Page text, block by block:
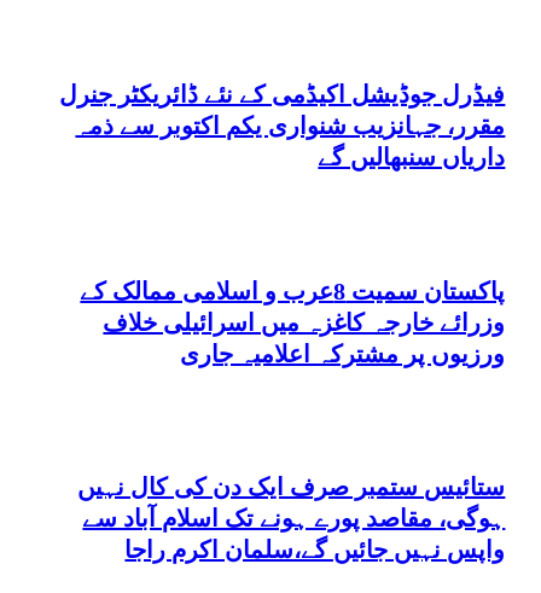
فیڈرل جوڈیشل اکیڈمی کے نئے ڈائریکٹر جنرل
مقرر، جہانزیب شنواری یکم اکتوبر سے ذمہ
داریاں سنبھالیں گے
پاکستان سمیت 8عرب و اسلامی ممالک کے
وزرائے خارجہ کاغزہ میں اسرائیلی خلاف
ورزیوں پر مشترکہ اعلامیہ جاری
ستائیس ستمبر صرف ایک دن کی کال نہیں
ہوگی، مقاصد پورے ہونے تک اسلام آباد سے
واپس نہیں جائیں گے،سلمان اکرم راجا